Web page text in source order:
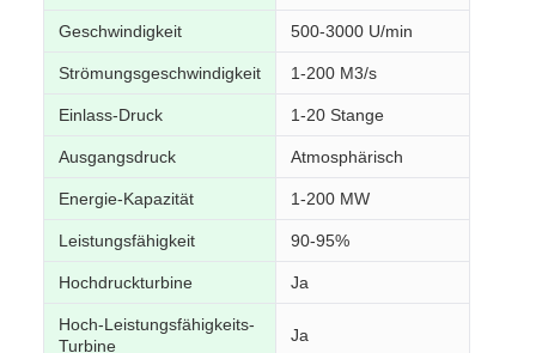
Geschwindigkeit 500-3000 U/min
Strömungsgeschwindigkeit 1-200 M3/s
Einlass-Druck 1-20 Stange
Ausgangsdruck Atmosphärisch
Energie-Kapazität 1-200 MW
Leistungsfähigkeit 90-95%
Hochdruckturbine Ja
Hoch-Leistungsfähigkeits-
Turbine
Ja